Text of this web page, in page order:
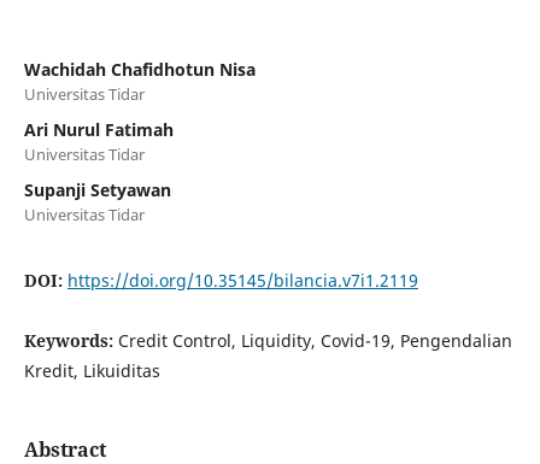
Wachidah Chafidhotun Nisa
Universitas Tidar
Ari Nurul Fatimah
Universitas Tidar
Supanji Setyawan
Universitas Tidar
DOI: https://doi.org/10.35145/bilancia.v7i1.2119
Keywords: Credit Control, Liquidity, Covid-19, Pengendalian
Kredit, Likuiditas
Abstract